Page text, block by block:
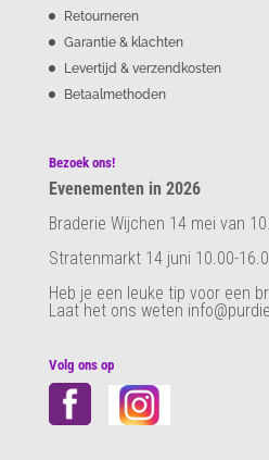
Retourneren
Garantie & klachten
Levertijd & verzendkosten
Betaalmethoden
Bezoek ons!
Evenementen in 2026
Braderie Wijchen 14 mei van
Stratenmarkt 14 juni 10.00-
Heb je een leuke tip voor een
Laat het ons weten
Volg ons op